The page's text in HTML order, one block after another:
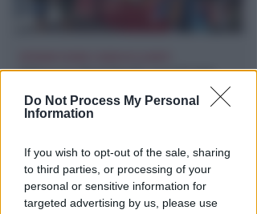
Do Not Process My Personal
Information
If you wish to opt-out of the sale, sharing
to third parties, or processing of your
personal or sensitive information for
targeted advertising by us, please use
Chiusura Red Devil. Legali del
locale: faro di legalità in zona
da "Suburra"